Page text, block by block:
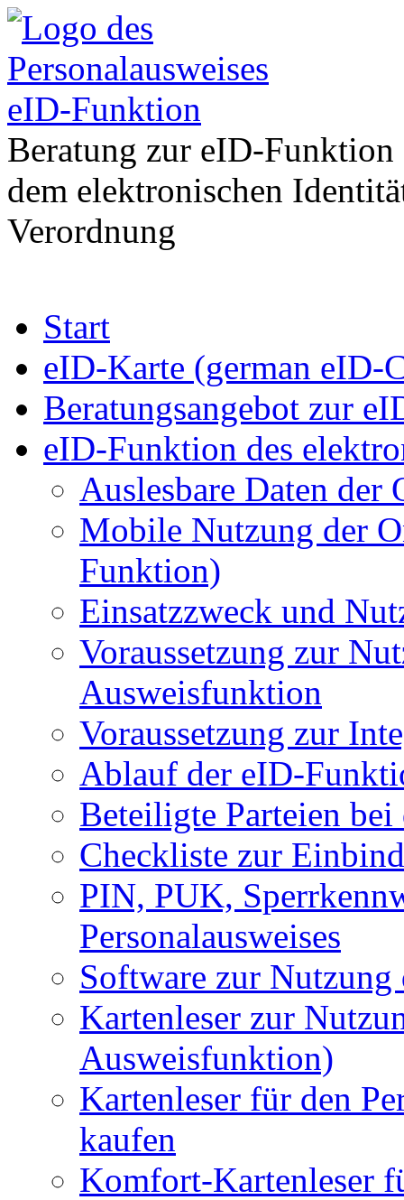
eID-Funktion
Beratung zur eID-
dem elektronischen
Verordnung
Inhalt
springenStart
eID-Karte (german eID-
Beratungsangebot zur
eID-Funktion des
Auslesbare Daten
Mobile Nutzung der
Funktion)
Einsatzzweck und
Voraussetzung zur
Ausweisfunktion
Voraussetzung zur
Ablauf der eID-
Beteiligte Parteien
Checkliste zur
PIN, PUK,
Personalausweises
Software zur
Kartenleser zur
Ausweisfunktion)
Kartenleser für den
kaufen
Komfort-Kartenleser